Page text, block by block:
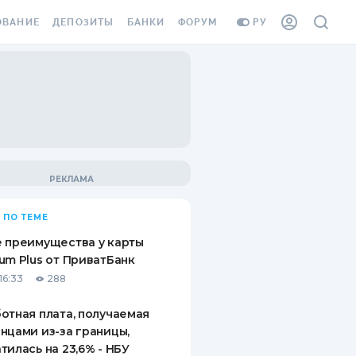
РУ
ВИНЬЕТКА
СОТРУДНИКОВ
ОТ
СЛУЧАЕВ
ДЕПОЗИТЫ
ВОПРОСЫ И ОТВЕТЫ
ПУТЕВОДИТЕЛИ ПО
БАНКИ ФОРУМ
ПО ТЕМЕ
преимущества у карты
Plus от ПриватБанк
288
плата, получаемая
из-за границы,
на 23,6% - НБУ